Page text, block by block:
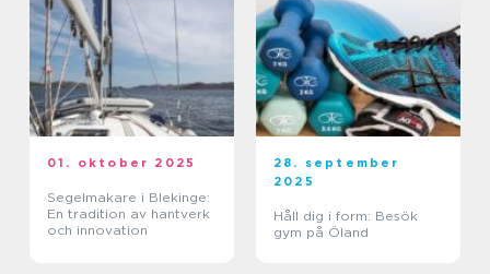
01. oktober 2025
Segelmakare i Blekinge:
En tradition av hantverk
och innovation
28. september
2025
Håll dig i form: Besök
gym på Öland